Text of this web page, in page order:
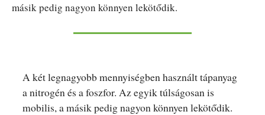
másik pedig nagyon könnyen lekötődik.
A két legnagyobb mennyiségben használt tápanyag
a nitrogén és a foszfor. Az egyik túlságosan is
mobilis, a másik pedig nagyon könnyen lekötődik.